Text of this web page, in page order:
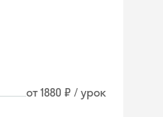
от 1880 ₽ / урок